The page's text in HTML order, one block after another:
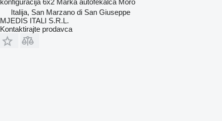
konfiguracija 6x2 Marka autofekalca Moro
Italija, San Marzano di San Giuseppe
MJEDIS ITALI S.R.L.
Kontaktirajte prodavca